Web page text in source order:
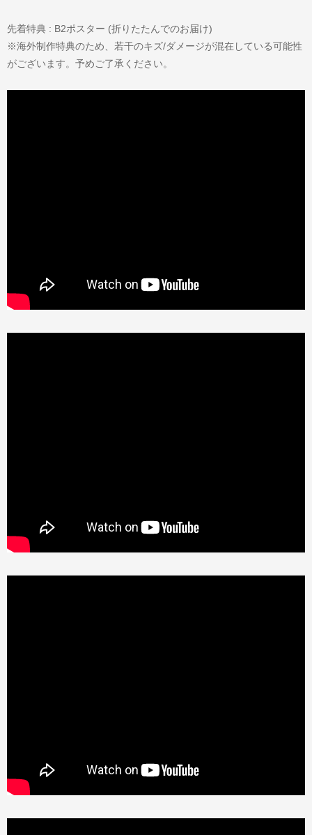
先着特典 : B2ポスター (折りたたんでのお届け)
※海外制作特典のため、若干のキズ/ダメージが混在している可能性
がございます。予めご了承ください。